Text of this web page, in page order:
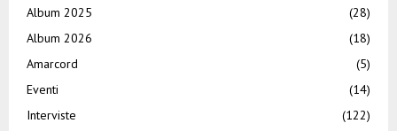
Album 2025
(28)
Album 2026
(18)
Amarcord
(5)
Eventi
(14)
Interviste
(122)